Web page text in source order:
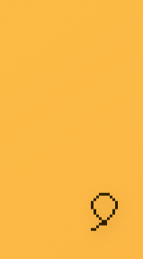
价位信息和职业培